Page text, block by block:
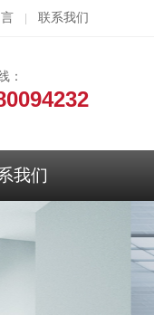
联系我们
：
我们